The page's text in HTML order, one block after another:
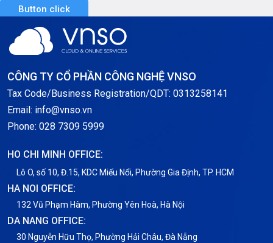
Server GPU
Server Windows
Notification
Thông tin chung
Tin tức
Button click
CÔNG TY CỔ PHẦN CÔNG NGHỆ VNSO
Tax Code/Business Registration/QDT: 0313258141
Email: info@vnso.vn
Phone: 028 7309 5999
HO CHI MINH OFFICE:
Lô O, số 10, Đ.15, KDC Miếu Nổi, Phường Gia Định, TP. HCM
HA NOI OFFICE:
132 Vũ Phạm Hàm, Phường Yên Hoà, Hà Nội
DA NANG OFFICE:
30 Nguyễn Hữu Thọ, Phường Hải Châu, Đà Nẵng